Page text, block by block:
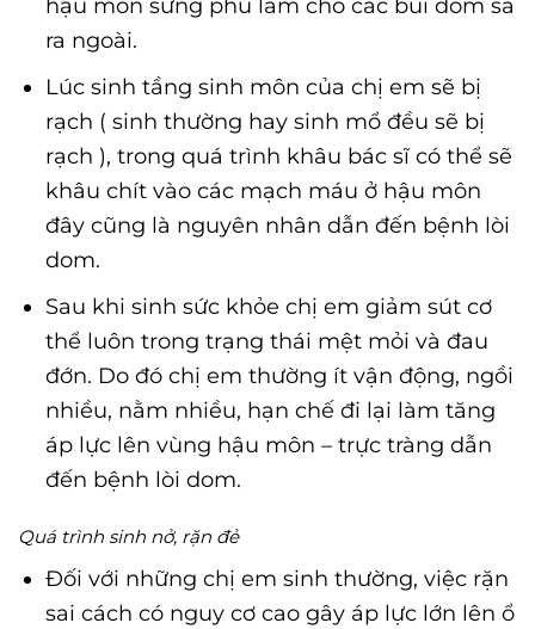
hậu môn sưng phù làm cho các búi dom sa
ra ngoài.
Lúc sinh tầng sinh môn của chị em sẽ bị
rạch ( sinh thường hay sinh mổ đều sẽ bị
rạch ), trong quá trình khâu bác sĩ có thể sẽ
khâu chít vào các mạch máu ở hậu môn
đây cũng là nguyên nhân dẫn đến bệnh lòi
dom.
Sau khi sinh sức khỏe chị em giảm sút cơ
thể luôn trong trạng thái mệt mỏi và đau
đớn. Do đó chị em thường ít vận động, ngồi
nhiều, nằm nhiều, hạn chế đi lại làm tăng
áp lực lên vùng hậu môn – trực tràng dẫn
đến bệnh lòi dom.
Quá trình sinh nở, rặn đẻ
Đối với những chị em sinh thường, việc rặn
sai cách có nguy cơ cao gây áp lực lớn lên ổ